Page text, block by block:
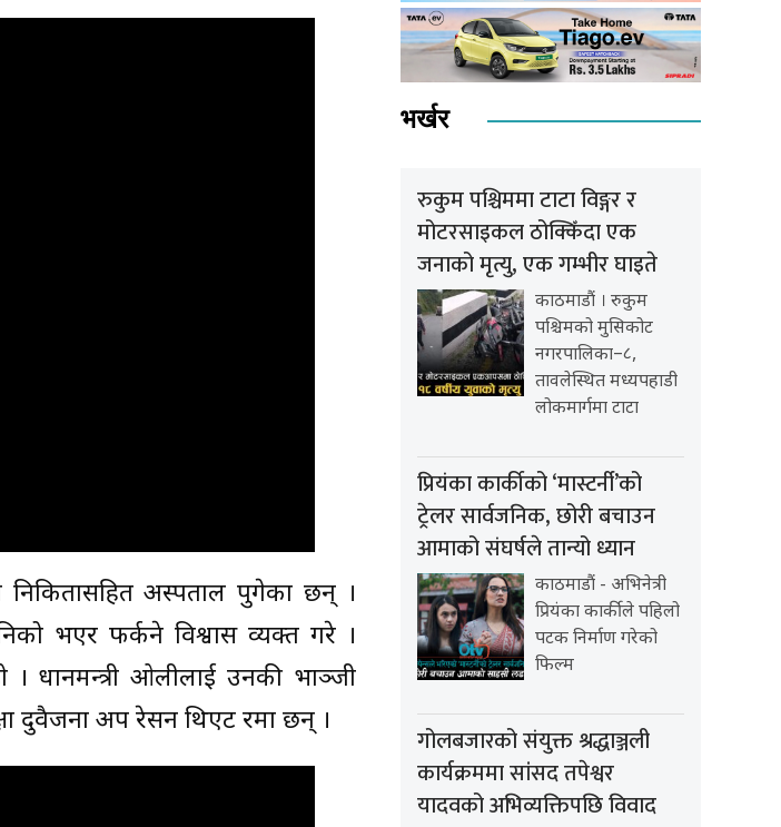
निकितासहित अस्पताल पुगेका छन् ।
भएर फर्कने विश्वास व्यक्त गरे ।
। प्रधानमन्त्री ओलीलाई उनकी भाञ्जी
दुवैजना अप रेसन थिएट रमा छन् ।
भर्खर
रुकुम पश्चिममा टाटा विङ्गर र
मोटरसाइकल ठोक्किँदा एक
जनाको मृत्यु, एक गम्भीर घाइते
काठमाडौं । रुकुम
पश्चिमको मुसिकोट
नगरपालिका–८,
तावलेस्थित मध्यपहाडी
लोकमार्गमा टाटा
प्रियंका कार्कीको ‘मास्टर्नी’को
ट्रेलर सार्वजनिक, छोरी बचाउन
आमाको संघर्षले तान्यो ध्यान
काठमाडौं - अभिनेत्री
प्रियंका कार्कीले पहिलो
पटक निर्माण गरेको
फिल्म
गोलबजारको संयुक्त श्रद्धाञ्जली
कार्यक्रममा सांसद तपेश्वर
यादवको अभिव्यक्तिपछि विवाद